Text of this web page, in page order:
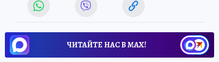
ЧИТАЙТЕ НАС В МАХ!